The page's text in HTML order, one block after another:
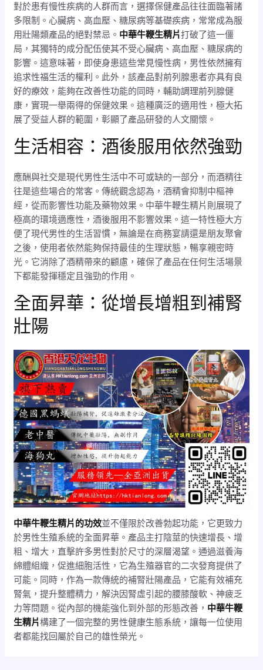
對於患有慢性疾病的人群而言，選擇保健產品往往面臨著諸
多限制。心臟病、高血壓、糖尿病等基礎疾病，常常成為服
用壯陽類產品的絕對禁忌。 中華牛鞭生精片打破了這一僵
局，其獨特的成分配伍使其不受心臟病、高血壓、糖尿病的
影響。這意味著，即使身患這些常見慢性病，男性依然擁有
追求性福生活的權利。此外，該產品對前列腺患者亦具有良
好的療效，能夠在改善性功能的同時，輔助調理前列腺健
康，實現一舉兩得的保健效果。這種廣泛的適用性，極大拓
展了受益人群的範圍，彰顯了產品研發的人文關懷。
生活相容：酒後服用依然強勁
應酬與社交是現代男性生活中不可或缺的一部分，而酒精往
往是這些場合的常客。傳統觀念認為，酒精會抑制中樞神
經，從而影響性功能及藥物效果。中華牛鞭生精片則展現了
極高的環境適應性，酒後服用不影響效果。這一特性極大方
便了現代男性的生活習慣，無論是在商務宴請還是朋友聚會
之後，使用者依然能夠保持最佳的生理狀態，暢享親密時
光。它消除了酒精帶來的顧慮，確保了產品在任何生活場景
下都能發揮穩定且強勁的作用。
全面昇華：從增長增粗到補腎
壯陽
中華牛鞭生精片的功效並不僅限於改善勃起功能，它更致力
於男性生殖系統的全面昇華。產品主打陰莖的快速增長、增
粗、增大，直擊許多男性對於尺寸的深層渴望。通過滋養海
綿體組織，促進細胞活性，它為生殖器官的二次發育提供了
可能。同時，作為一款傳統的補腎壯陽產品，它能有效補充
腎氣，提升整體精力，解決因腎虛引起的腰膝酸軟、神疲乏
力等問題。從內部的機能強化到外部的形態改善， 中華牛鞭
生精片構建了一個完整的男性健康生態系統，讓每一位使用
者都能找回屬於自己的雄性榮光。